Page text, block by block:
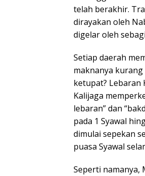
telah berakhir.
dirayakan oleh
digelar oleh
Setiap daerah
maknanya kurang
ketupat? Lebaran
Kalijaga
lebaran” dan
pada 1 Syawal
dimulai sepekan
puasa Syawal
Seperti namanya,